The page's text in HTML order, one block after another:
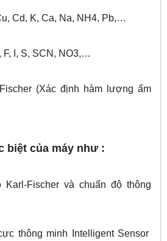
Cd, K, Ca, Na, NH4, Pb,…
F, I, S, SCN, NO3,…
(Xác định hàm lượng ẩm
biệt của máy như :
Fischer và chuẩn độ thông
thông minh Intelligent Sensor